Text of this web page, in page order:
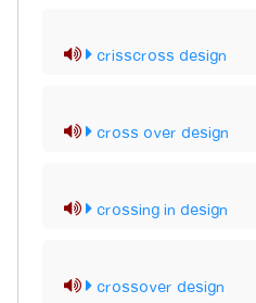
crisscross design
cross over design
crossing in design
crossover design